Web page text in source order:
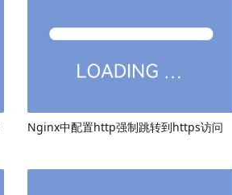
Nginx中配置http强制跳转到https访问